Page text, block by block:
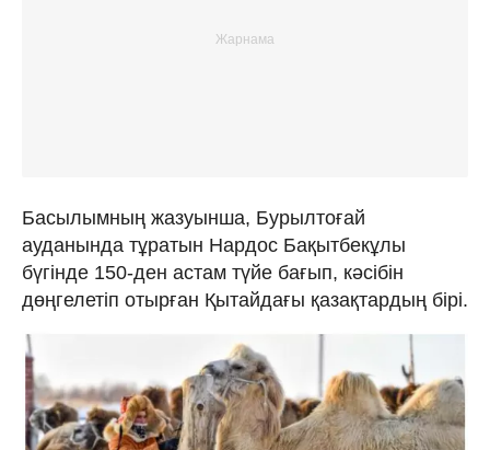
Басылымның жазуынша, Бурылтоғай
ауданында тұратын Нардос Бақытбекұлы
бүгінде 150-ден астам түйе бағып, кәсібін
дөңгелетіп отырған Қытайдағы қазақтардың бірі.